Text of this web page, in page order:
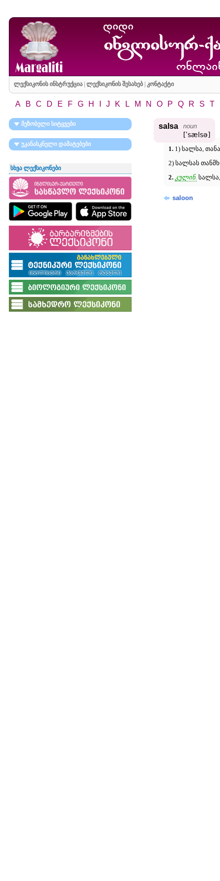
ლექსიკონის ინსტრუქცია| ლექსიკონის შესახებ| კონტაქტი
A B C D E F G H J K L M N O P Q R S T
მეზობელი სიტყვები
უკანასკნელი დამატებები
სხვა ლექსიკონები
salsa noun
[ʹsælsə]
1.1) სალსა,
2) სალსას
2. კულინ.
saloon